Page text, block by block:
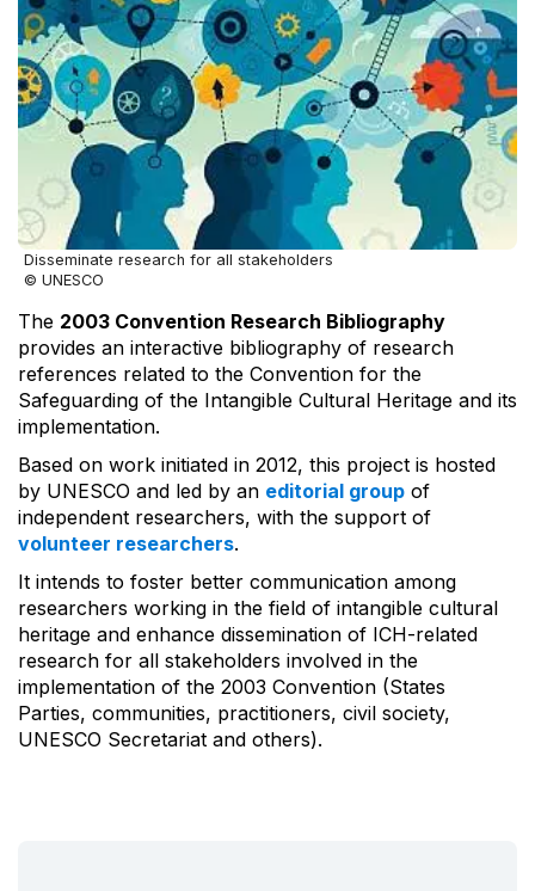
Disseminate research for all stakeholders
© UNESCO
The 2003 Convention Research Bibliography
provides an interactive bibliography of research
references related to the Convention for the
Safeguarding of the Intangible Cultural Heritage and its
implementation.
Based on work initiated in 2012, this project is hosted
by UNESCO and led by an editorial group of
independent researchers, with the support of
volunteer researchers.
It intends to foster better communication among
researchers working in the field of intangible cultural
heritage and enhance dissemination of ICH-related
research for all stakeholders involved in the
implementation of the 2003 Convention (States
Parties, communities, practitioners, civil society,
UNESCO Secretariat and others).